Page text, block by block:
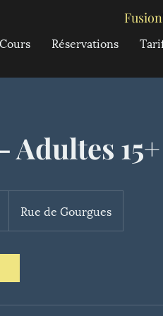
Cours Réservations
Adultes 15+
Rue de Gourgues